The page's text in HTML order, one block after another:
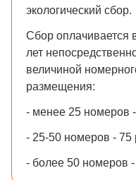
экологический сбор.
Сбор оплачивается
лет
величиной
размещения:
- менее 25 номеров -
- 25-50 номеров - 75
- более 50 номеров -